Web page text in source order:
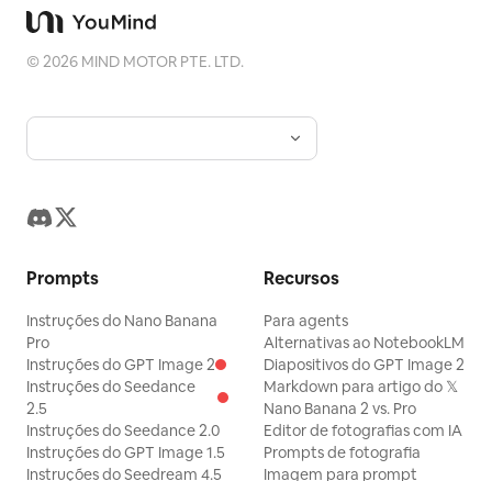
©2026 MIND MOTOR PTE. LTD.
Prompts
Instruções do Nano Banana
Pro
Instruções do GPT Image 2
Instruções do Seedance
2.5
Instruções do Seedance 2.0
Instruções do GPT Image 1.5
Instruções do Seedream 4.5
Recursos
Para agents
Alternativas ao NotebookLM
Diapositivos do GPT Image 2
Markdown para artigo do 𝕏
Nano Banana 2 vs. Pro
Editor de fotografias com IA
Prompts de fotografia
Imagem para prompt